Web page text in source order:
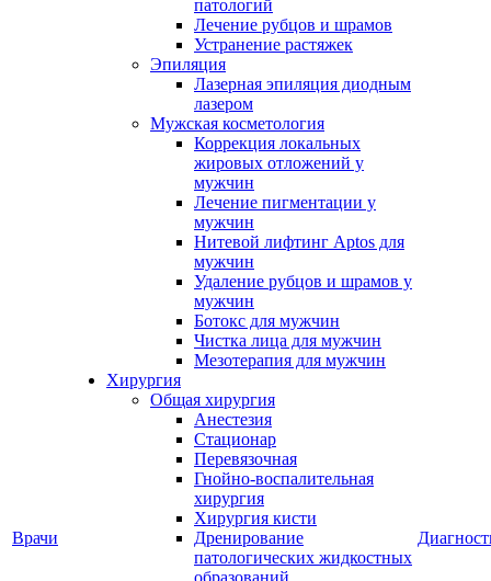
Врачи
патологий
Лечение рубцов и шрамов
Устранение растяжек
Эпиляция
Лазерная эпиляция диодным
лазером
Мужская косметология
Коррекция локальных
жировых отложений у
мужчин
Лечение пигментации у
мужчин
Нитевой лифтинг Aptos для
мужчин
Удаление рубцов и шрамов у
мужчин
Ботокс для мужчин
Чистка лица для мужчин
Мезотерапия для мужчин
Хирургия
Общая хирургия
Анестезия
Стационар
Перевязочная
Гнойно-воспалительная
хирургия
Хирургия кисти
Дренирование
патологических жидкостных
образований